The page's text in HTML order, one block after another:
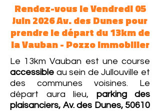
Rendez-vous le Vendredi 05
Juin 2026 Av. des Dunes pour
prendre le départ du 13km de
la Vauban - Pozzo Immobilier
Le 13km Vauban est une course
accessible au sein de Jullouville et
des communes voisines. Le
départ aura lieu, parking des
plaisanciers, Av. des Dunes, 50610